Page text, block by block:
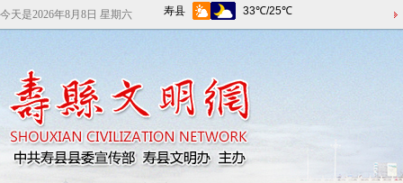
今天是2026年8月8日 星期六